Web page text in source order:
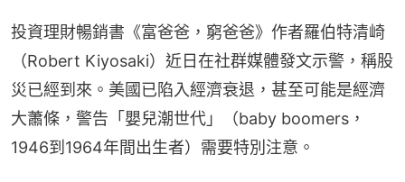
投資理財暢銷書《富爸爸，窮爸爸》作者羅伯特清崎
（Robert Kiyosaki）近日在社群媒體發文示警，稱股
災已經到來。美國已陷入經濟衰退，甚至可能是經濟
大蕭條，警告「嬰兒潮世代」（baby boomers，
1946到1964年間出生者）需要特別注意。